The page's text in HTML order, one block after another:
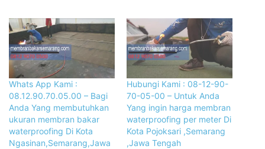
Whats App Kami :
08.12.90.70.05.00 – Bagi
Anda Yang membutuhkan
ukuran membran bakar
waterproofing Di Kota
Ngasinan,Semarang,Jawa
Hubungi Kami : 08-12-90-
70-05-00 – Untuk Anda
Yang ingin harga membran
waterproofing per meter Di
Kota Pojoksari ,Semarang
,Jawa Tengah